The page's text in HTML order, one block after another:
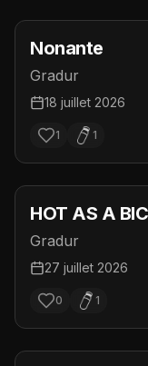
Nonante
Gradur
18 juillet 2026
1 1
HOT AS A BIC
Gradur
27 juillet 2026
0 1